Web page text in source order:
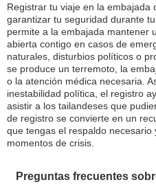
Registrar tu viaje en la embajada
garantizar tu seguridad durante
permite a la embajada mantener
abierta contigo en casos de
naturales, disturbios políticos o
se produce un terremoto, la
o la atención médica necesaria.
inestabilidad política, el registro
asistir a los tailandeses que
de registro se convierte en un
que tengas el respaldo
momentos de crisis.
Preguntas frecuentes